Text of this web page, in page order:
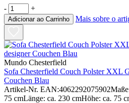
- +
Adicionar ao Carrinho Mais sobre o
Mundo Chesterfield
Sofa Chesterfield Couch Polster XXL
Couchen Blau
Artikel-Nr.
75 cmLänge: ca. 230 cmHöhe: ca. 75